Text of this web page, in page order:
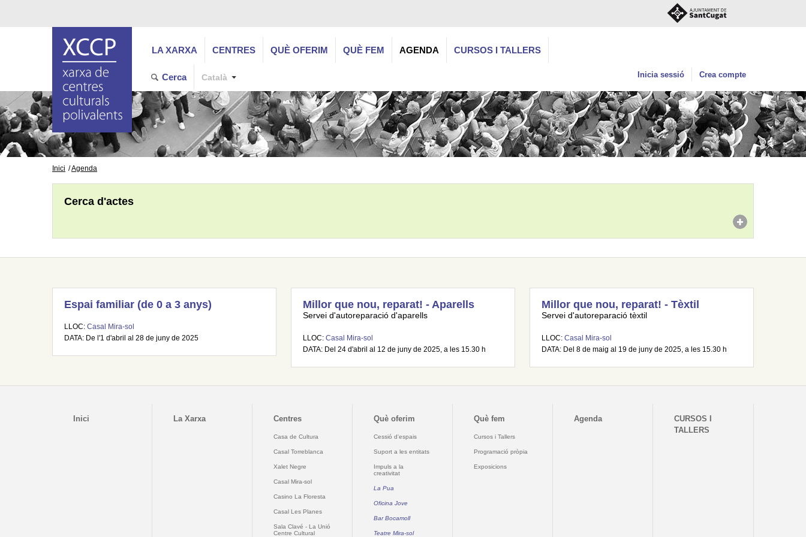
LA XARXA CENTRES QUÈ OFERIM QUÈ FEM AGENDA CURSOS I TALLERS
Cerca Català Inicia sessió Crea compte
Inici Agenda
Cerca d'actes
Espai familiar (de 0 a 3 anys)
LLOC: Casal Mira-sol
DATA: De l'1 d'abril al 28 de juny de 2025
Millor que nou, reparat! - Aparells
Servei d'autoreparació d'aparells
LLOC: Casal Mira-sol
DATA: Del 24 d'abril al 12 de juny de 2025, a les 15.30 h
Millor que nou, reparat! - Tèxtil
Servei d'autoreparació tèxtil
LLOC: Casal Mira-sol
DATA: Del 8 de maig al 19 de juny de 2025, a les 15.30 h
Inici La Xarxa Centres
Casa de Cultura
Casal Torreblanca
Xalet Negre
Casal Mira-sol
Casino La Floresta
Casal Les Planes
Sala Clavé - La Unió
Centre Cultural
Què oferim
Cessió d'espais
Suport a les entitats
Impuls a la
creativitat
La Pua
Oficina Jove
Bar Bocamoll
Teatre Mira-sol
Què fem
Cursos i Tallers
Programació pròpia
Exposicions
Agenda
CURSOS I
TALLERS